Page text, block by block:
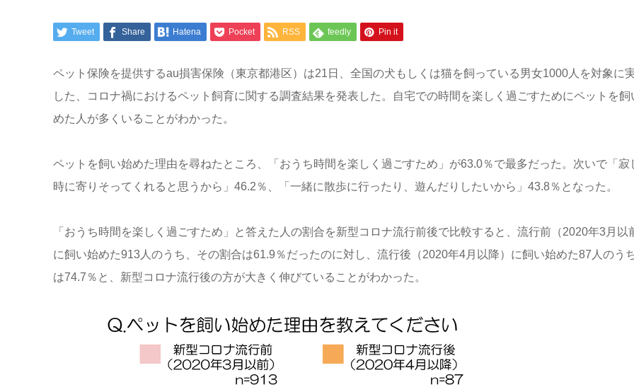
Tweet Share Hatena Pocket RSS feedly Pin it
ペット保険を提供するau損害保険（東京都港区）は21日、全国の犬もしくは猫を飼っている男女1000人を対象に
した、コロナ禍におけるペット飼育に関する調査結果を発表した。自宅での時間を楽しく過ごすためにペットを飼
めた人が多くいることがわかった。
ペットを飼い始めた理由を尋ねたところ、「おうち時間を楽しく過ごすため」が63.0％で最多だった。次いで「寂
時に寄りそってくれると思うから」46.2％、「一緒に散歩に行ったり、遊んだりしたいから」43.8％となった。
「おうち時間を楽しく過ごすため」と答えた人の割合を新型コロナ流行前後で比較すると、流行前（2020年3月以
に飼い始めた913人のうち、その割合は61.9％だったのに対し、流行後（2020年4月以降）に飼い始めた87人のう
は74.7％と、新型コロナ流行後の方が大きく伸びていることがわかった。